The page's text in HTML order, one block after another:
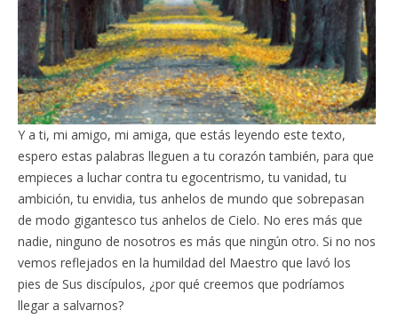
Y a ti, mi amigo, mi amiga, que estás leyendo este texto,
espero estas palabras lleguen a tu corazón también, para que
empieces a luchar contra tu egocentrismo, tu vanidad, tu
ambición, tu envidia, tus anhelos de mundo que sobrepasan
de modo gigantesco tus anhelos de Cielo. No eres más que
nadie, ninguno de nosotros es más que ningún otro. Si no nos
vemos reflejados en la humildad del Maestro que lavó los
pies de Sus discípulos, ¿por qué creemos que podríamos
llegar a salvarnos?